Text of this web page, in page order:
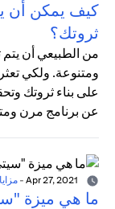
كيف يمكن أن
ثروتك؟
من الطبيعي أن
ومتنوعة. ولكي
على بناء ثروتك
عن برنامج مرن
-
ما هي ميزة